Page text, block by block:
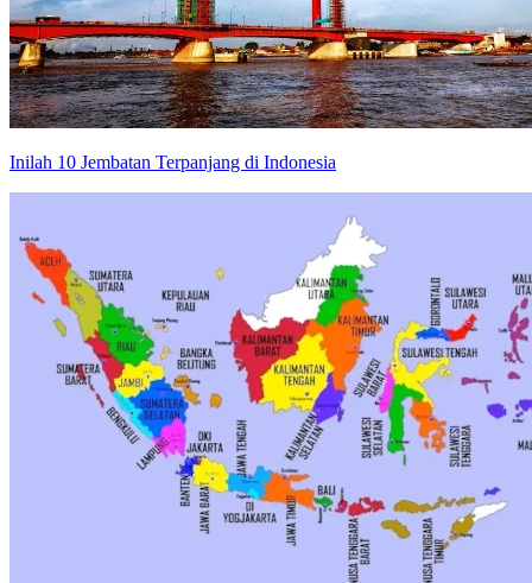
Inilah 10 Jembatan Terpanjang di Indonesia